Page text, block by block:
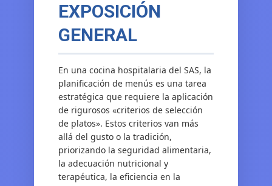
EXPOSICIÓN
GENERAL
En una cocina hospitalaria del SAS, la
planificación de menús es una tarea
estratégica que requiere la aplicación
de rigurosos «criterios de selección
de platos». Estos criterios van más
allá del gusto o la tradición,
priorizando la seguridad alimentaria,
la adecuación nutricional y
terapéutica, la eficiencia en la